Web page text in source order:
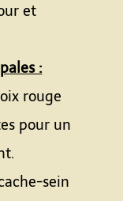
et
:
rouge
pour un
sein